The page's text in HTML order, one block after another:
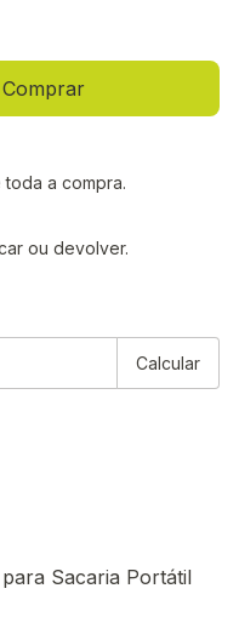
a compra.
ou devolver.
Calcular
Sacaria Portátil